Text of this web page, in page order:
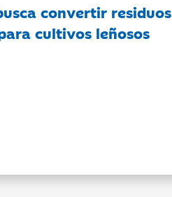
convertir residuos
cultivos leñosos